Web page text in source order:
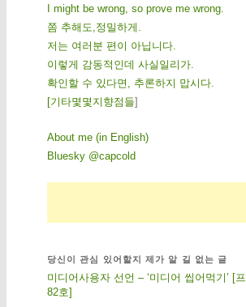
I might be wrong, so prove me wrong.
쫌 추해도,정밀하게.
저는 여러분 편이 아닙니다.
이렇게 감동적인데 사실일리가.
확인할 수 있다면, 추론하지 맙시다.
[기 타몇 몇 지 향점 들]
About me (in English)
Bluesky @capcold
당신이 관심 있어할지 제가 알 길 없는 글
미디어사용자 선언 – ‘미디어 씹어먹기’ [
82호]